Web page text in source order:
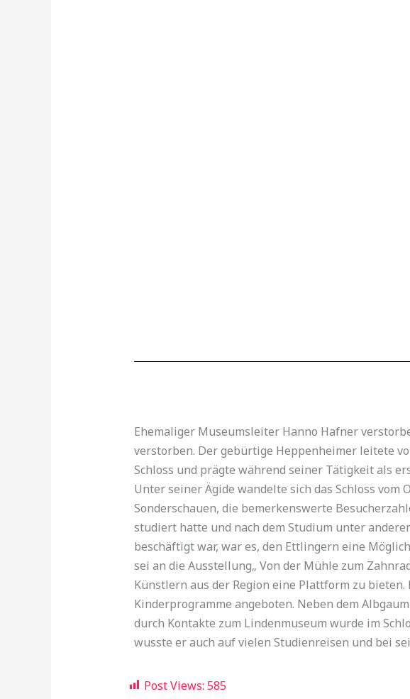
Ehemaliger Museumsleiter Hanno Hafner
verstorben. Der gebürtige Heppenheimer leitete
Schloss und prägte während seiner Tätigkeit als
Unter seiner Ägide wandelte sich das Schloss
Sonderschauen, die bemerkenswerte
studiert hatte und nach dem Studium unter
beschäftigt war, war es, den Ettlingern eine
sei an die Ausstellung„ Von der Mühle zum
Künstlern aus der Region eine Plattform zu
Kinderprogramme angeboten. Neben dem
durch Kontakte zum Lindenmuseum wurde im
wusste er auch auf vielen Studienreisen und bei
Post Views: 585